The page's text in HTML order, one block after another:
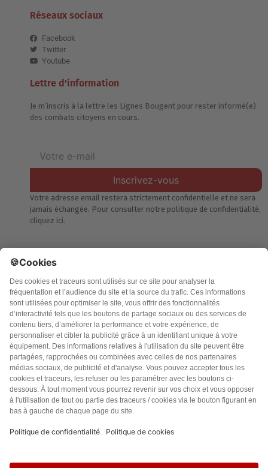
Réseaux sociaux
Facebook
Twitter
Youtube
Lettre d'information
Je m’inscris à la lettre les Lignes Bougent pour rester informé(e)
des combats citoyens en cours.
Inscrivez-vous
Votre adresse email restera strictement confidentielle et ne sera
jamais échangée. Pour consulter notre politique de confidentialité,
cliquez ici.
Accueil
Politique de confidentialité
Charte des contenus
Cookies
CGU